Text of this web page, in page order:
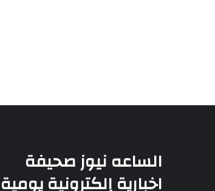
الساعه نيوز صحيفة
اخبارية إلكترونية يومية